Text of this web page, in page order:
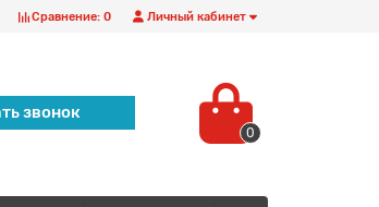
Личный кабинет
Сравнение: 0
звонок
0